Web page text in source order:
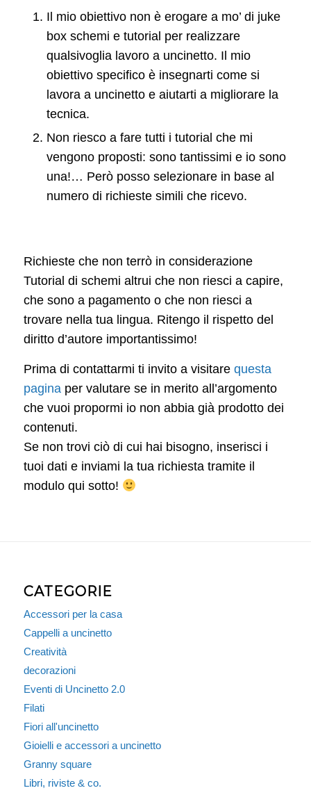
Il mio obiettivo non è erogare a mo’ di juke
box schemi e tutorial per realizzare
qualsivoglia lavoro a uncinetto. Il mio
obiettivo specifico è insegnarti come si
lavora a uncinetto e aiutarti a migliorare la
tecnica.
Non riesco a fare tutti i tutorial che mi
vengono proposti: sono tantissimi e io sono
una!… Però posso selezionare in base al
numero di richieste simili che ricevo.
Richieste che non terrò in considerazione
Tutorial di schemi altrui che non riesci a capire,
che sono a pagamento o che non riesci a
trovare nella tua lingua. Ritengo il rispetto del
diritto d’autore importantissimo!
Prima di contattarmi ti invito a visitare questa
paginaper valutare se in merito all’argomento
che vuoi propormi io non abbia già prodotto dei
contenuti.
Se non trovi ciò di cui hai bisogno, inserisci i
tuoi dati e inviami la tua richiesta tramite il
modulo qui sotto!
CATEGORIE
Accessori per la casa
Cappelli a uncinetto
Creatività
decorazioni
Eventi di Uncinetto 2.0
Filati
Fiori all'uncinetto
Gioielli e accessori a uncinetto
Granny square
Libri, riviste & co.